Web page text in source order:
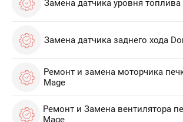
Замена датчика уровня топлива
Замена датчика заднего хода
Ремонт и замена моторчика
Mage
Ремонт и Замена вентилятора
Mage